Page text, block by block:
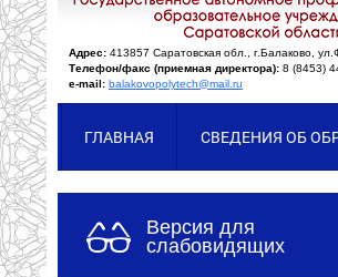
Адрес: 413857 Саратовская обл., г.Балаково,
Телефон/факс (приемная директора): 8 (8453)
e-mail: balakovopolytech@mail.ru
ГЛАВНАЯ СВЕДЕНИЯ ОБ
Версия для
слабовидящих